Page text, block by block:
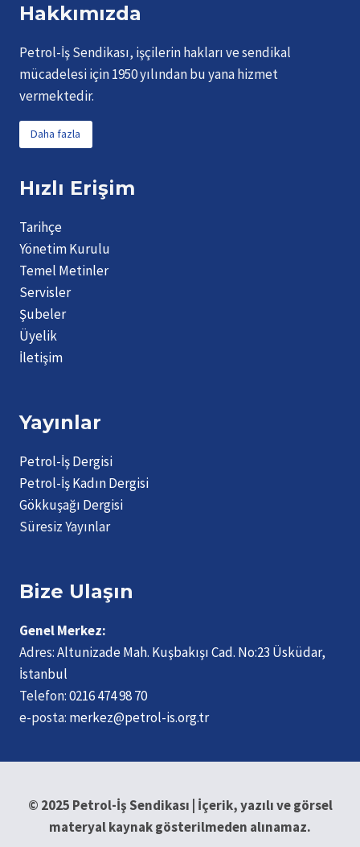
Hakkımızda
Petrol-İş Sendikası, işçilerin hakları ve sendikal
mücadelesi için 1950 yılından bu yana hizmet
vermektedir.
Daha fazla
Hızlı Erişim
Tarihçe
Yönetim Kurulu
Temel Metinler
Servisler
Şubeler
Üyelik
İletişim
Yayınlar
Petrol-İş Dergisi
Petrol-İş Kadın Dergisi
Gökkuşağı Dergisi
Süresiz Yayınlar
Bize Ulaşın
Genel Merkez:
Adres:Altunizade Mah. Kuşbakışı Cad. No:23 Üsküdar,
İstanbul
Telefon:0216 474 98 70
e-posta: merkez@petrol-is.org.tr
© 2025 Petrol-İş Sendikası | İçerik, yazılı ve görsel
materyal kaynak gösterilmeden alınamaz.